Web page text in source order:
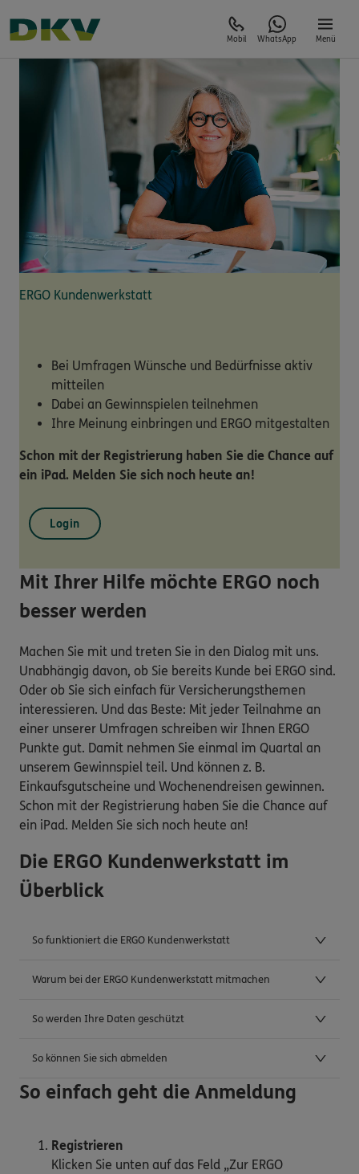
Mobil WhatsApp Menü
ERGO Kundenwerkstatt
Bei Umfragen Wünsche und Bedürfnisse aktiv
mitteilen
Dabei an Gewinnspielen teilnehmen
Ihre Meinung einbringen und ERGO mitgestalten
Schon mit der Registrierung haben Sie die Chance auf
ein iPad. Melden Sie sich noch heute an!
Login
Mit Ihrer Hilfe möchte ERGO noch
besser werden
Machen Sie mit und treten Sie in den Dialog mit uns.
Unabhängig davon, ob Sie bereits Kunde bei ERGO sind.
Oder ob Sie sich einfach für Versicherungsthemen
interessieren. Und das Beste: Mit jeder Teilnahme an
einer unserer Umfragen schreiben wir Ihnen ERGO
Punkte gut. Damit nehmen Sie einmal im Quartal an
unserem Gewinnspiel teil. Und können z. B.
Einkaufsgutscheine und Wochenendreisen gewinnen.
Schon mit der Registrierung haben Sie die Chance auf
ein iPad. Melden Sie sich noch heute an!
Die ERGO Kundenwerkstatt im
Überblick
So funktioniert die ERGO Kundenwerkstatt
Warum bei der ERGO Kundenwerkstatt mitmachen
So werden Ihre Daten geschützt
So können Sie sich abmelden
So einfach geht die Anmeldung
Registrieren
Klicken Sie unten auf das Feld „Zur ERGO